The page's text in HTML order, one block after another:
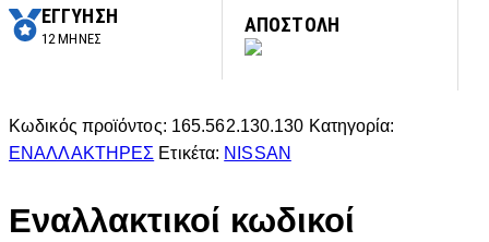
ΕΓΓΥΗΣΗ
12 ΜΗΝΕΣ
ΑΠΟΣΤΟΛΗ
Κωδικός προϊόντος: 165.562.130.130 Κατηγορία:
ΕΝΑΛΛΑΚΤΗΡΕΣ Ετικέτα: NISSAN
Εναλλακτικοί κωδικοί